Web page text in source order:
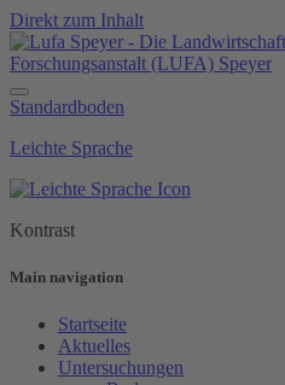
Direkt zum Inhalt
Standardboden
Leichte Sprache
Kontrast
Main navigation
Startseite
Aktuelles
Untersuchungen